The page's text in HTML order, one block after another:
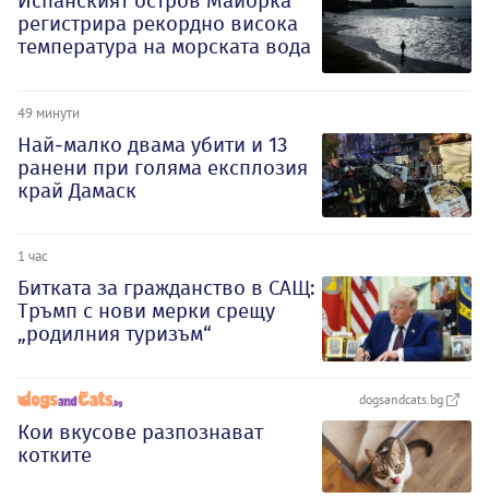
регистрира рекордно висока
температура на морската вода
49 минути
Най-малко двама убити и 13
ранени при голяма експлозия
край Дамаск
1 час
Битката за гражданство в САЩ:
Тръмп с нови мерки срещу
„родилния туризъм“
dogsandcats.bg
Кои вкусове разпознават
котките